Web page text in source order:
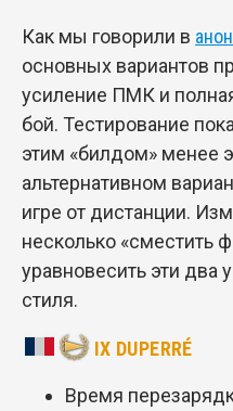
Как мы говорили в
основных вариантов
усиление ПМК и
бой. Тестирование
этим «билдом» менее
альтернативном
игре от дистанции.
несколько «сместить
уравновесить эти два
стиля.
IX DUPERRÉ
Время